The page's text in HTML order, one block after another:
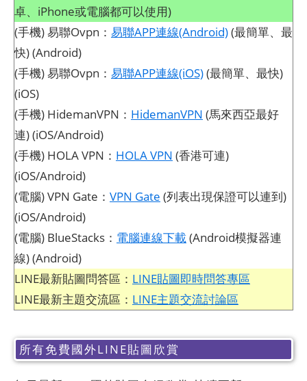
卓、iPhone或電腦都可以使用)
(手機) 易聯Ovpn： 易聯APP連線(Android)(最簡單、最
快) (Android)
(手機) 易聯Ovpn： 易聯APP連線(iOS)(最簡單、最快)
(iOS)
(手機) HidemanVPN： HidemanVPN (馬來西亞最好
連) (iOS/Android)
(手機) HOLA VPN： HOLA VPN (香港可連)
(iOS/Android)
(電腦) VPN Gate： VPN Gate (列表出現保證可以連到)
(iOS/Android)
(電腦) BlueStacks： 電腦連線下載(Android模擬器連
線) (Android)
LINE最新貼圖問答區： LINE貼圖即時問答專區
LINE最新主題交流區： LINE主題交流討論區
所有免費國外LINE貼圖欣賞